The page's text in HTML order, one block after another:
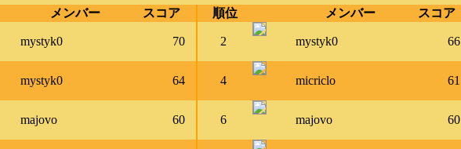
メンバー スコア 順位 メンバー スコア
mystyk0 70 2 mystyk0 66
mystyk0 64 4 micriclo 61
majovo 60 6 majovo 60